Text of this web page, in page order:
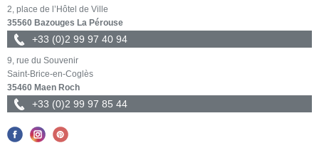
2, place de l’Hôtel de Ville
35560 Bazouges La Pérouse
+33 (0)2 99 97 40 94
9, rue du Souvenir
Saint-Brice-en-Coglès
35460 Maen Roch
+33 (0)2 99 97 85 44